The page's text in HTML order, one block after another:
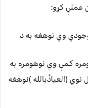
عملې کړو:
وي نوهغه به د
کمې وي نوهومره به
(العياذُبالله )نوهغه